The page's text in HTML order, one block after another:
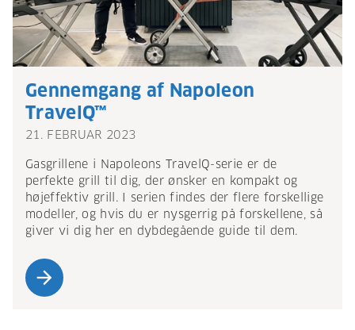
Gennemgang af Napoleon
TravelQ™
21. FEBRUAR 2023
Gasgrillene i Napoleons TravelQ-serie er de
perfekte grill til dig, der ønsker en kompakt og
højeffektiv grill. I serien findes der flere forskellige
modeller, og hvis du er nysgerrig på forskellene, så
giver vi dig her en dybdegående guide til dem.
arrow_forward